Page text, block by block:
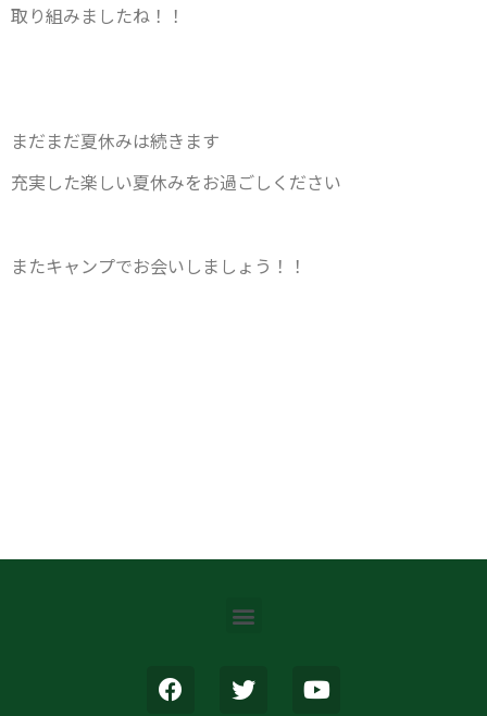
取り組みましたね！！
まだまだ夏休みは続きます
充実した楽しい夏休みをお過ごしください
またキャンプでお会いしましょう！！